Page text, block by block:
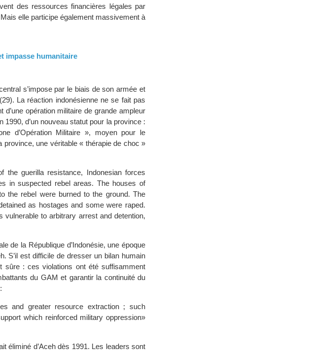
des ressources financières légales par
elle participe également massivement à
impasse humanitaire
s’impose par le biais de son armée et
La réaction indonésienne ne se fait pas
opération militaire de grande ampleur
d’un nouveau statut pour la province :
d’Opération Militaire », moyen pour le
une véritable « thérapie de choc »
guerilla resistance, Indonesian forces
in suspected rebel areas. The houses of
the rebel were burned to the ground. The
as hostages and some were raped.
to arbitrary arrest and detention,
de la République d’Indonésie, une époque
S’il est difficile de dresser un bilan humain
: ces violations ont été suffisamment
du GAM et garantir la continuité du
and greater resource extraction ; such
which reinforced military oppression»
éliminé d’Aceh dès 1991. Les leaders sont